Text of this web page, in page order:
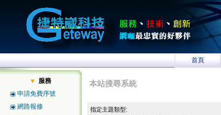
首頁
服務
申請免費序號
網路報修
本站搜尋系統
指定主題類型: